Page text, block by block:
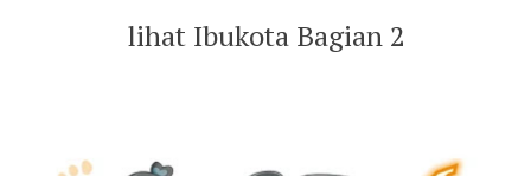
lihat Ibukota Bagian 2